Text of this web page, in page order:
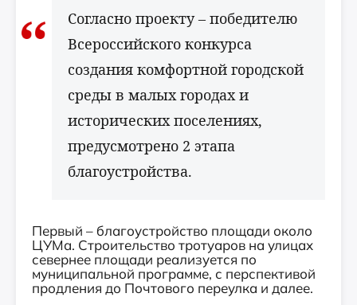
Согласно проекту – победителю
Всероссийского конкурса
создания комфортной городской
среды в малых городах и
исторических поселениях,
предусмотрено 2 этапа
благоустройства.
Первый – благоустройство площади около
ЦУМа. Строительство тротуаров на улицах
севернее площади реализуется по
муниципальной программе, с перспективой
продления до Почтового переулка и далее.